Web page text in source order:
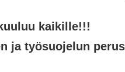
kaikille!!!
ja työsuojelun